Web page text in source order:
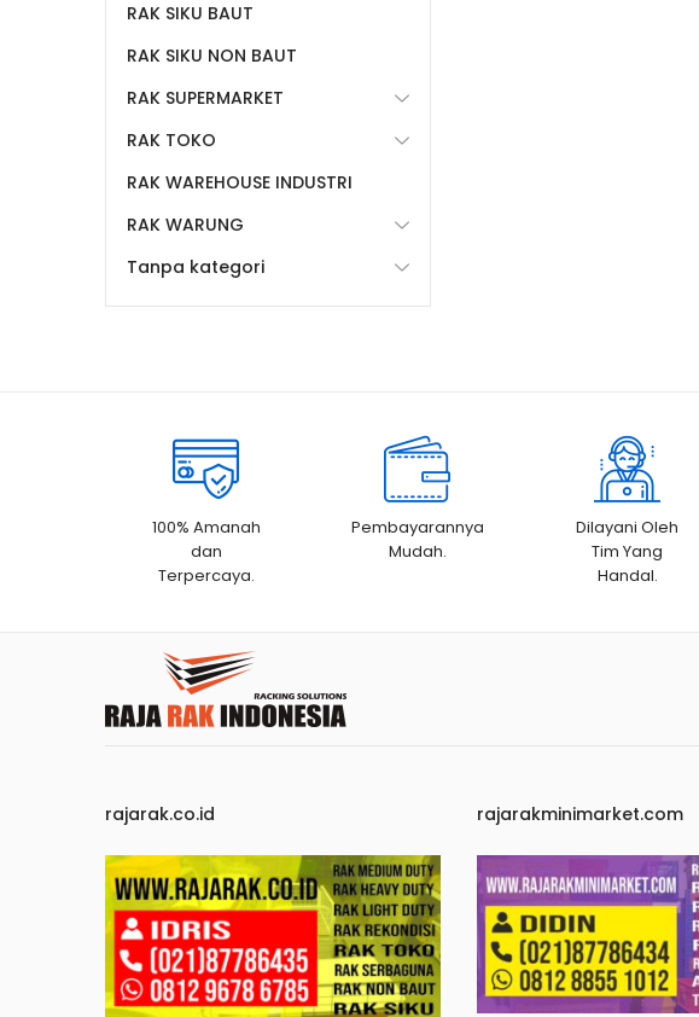
RAK SIKU BAUT
RAK SIKU NON BAUT
RAK SUPERMARKET
RAK TOKO
RAK WAREHOUSE INDUSTRI
RAK WARUNG
Tanpa kategori
100% Amanah
dan
Terpercaya.
Pembayarannya
Mudah.
Dilayani Oleh
Tim Yang
Handal.
rajarak.co.id rajarakminimarket.com